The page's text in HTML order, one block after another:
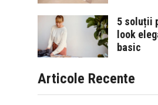
5 soluții
look
basic
Articole Recente